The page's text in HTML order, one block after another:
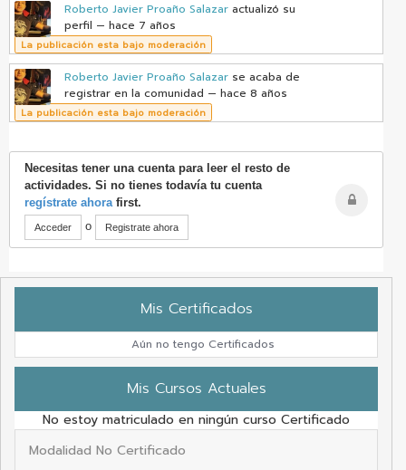
Roberto Javier Proaño Salazar actualizó su
perfil — hace 7 años
La publicación esta bajo moderación
Roberto Javier Proaño Salazar se acaba de
registrar en la comunidad — hace 8 años
La publicación esta bajo moderación
Necesitas tener una cuenta para leer el resto de
actividades. Si no tienes todavía tu cuenta
regístrate ahorafirst.
Acceder o Registrate ahora
Mis Certificados
Aún no tengo Certificados
Mis Cursos Actuales
No estoy matriculado en ningún curso Certificado
Modalidad No Certificado